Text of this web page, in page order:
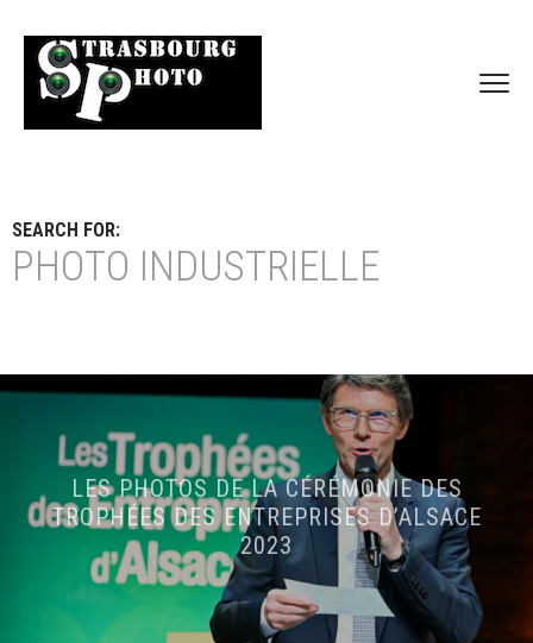
SEARCH FOR:
PHOTO INDUSTRIELLE
LES PHOTOS DE LA CÉRÉMONIE DES
TROPHÉES DES ENTREPRISES D’ALSACE
2023